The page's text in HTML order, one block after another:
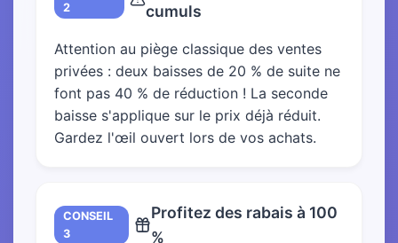
2
cumuls
Attention au piège classique des ventes
privées : deux baisses de 20 % de suite ne
font pas 40 % de réduction ! La seconde
baisse s'applique sur le prix déjà réduit.
Gardez l'œil ouvert lors de vos achats.
CONSEIL
3
Profitez des rabais à 100
%